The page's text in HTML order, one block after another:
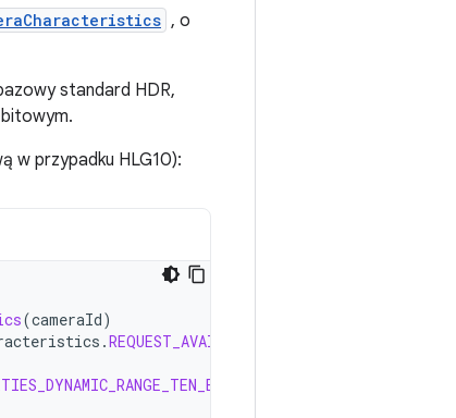
, o
standard HDR,
w przypadku HLG10):
(cameraId)
.REQUEST_AVAILABLE_CAPABILITIES